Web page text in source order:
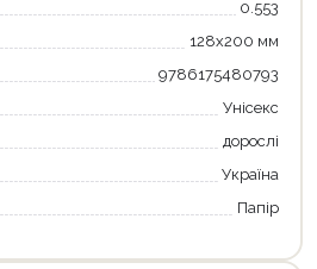
0.553
128х200 мм
9786175480793
Унісекс
дорослі
Україна
Папір